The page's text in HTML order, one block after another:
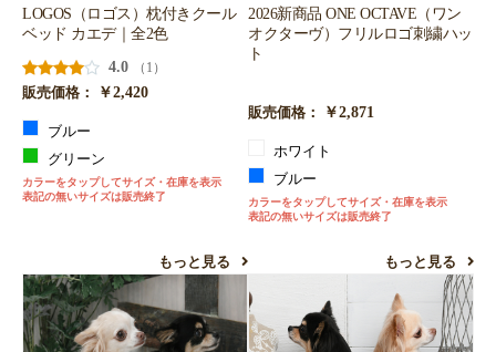
LOGOS（ロゴス）枕付きクール
ベッド カエデ｜全2色
4.0
（1）
販売価格：
￥2,420
ブルー
グリーン
カラーをタップしてサイズ・在庫を表示
表記の無いサイズは販売終了
もっと見る
2026新商品 ONE OCTAVE（ワン
オクターヴ）フリルロゴ刺繍ハッ
ト
販売価格： ￥2,871
ホワイト
ブルー
カラーをタップしてサイズ・在庫を表示
表記の無いサイズは販売終了
もっと見る